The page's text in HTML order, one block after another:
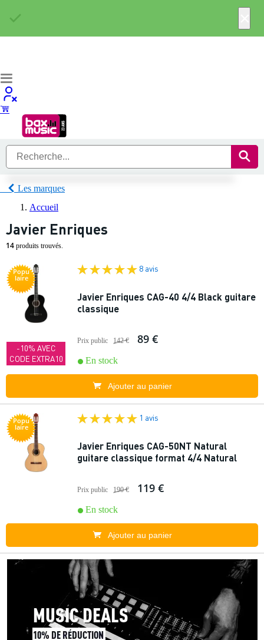
Les marques
Accueil
Javier Enriques
14 produits trouvés.
Popu
laire
-10% AVEC
CODE EXTRA10
8 avis
Javier Enriques CAG-40 4/4 Black guitare
classique
Prix public 142 € 89 €
En stock
Ajouter au panier
Popu
laire
1 avis
Javier Enriques CAG-50NT Natural
guitare classique format 4/4 Natural
Prix public 190 € 119 €
En stock
Ajouter au panier